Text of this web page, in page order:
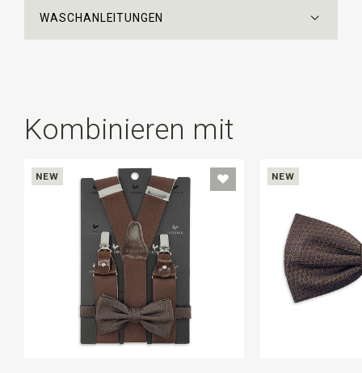
WASCHANLEITUNGEN
Kombinieren mit
NEW NEW